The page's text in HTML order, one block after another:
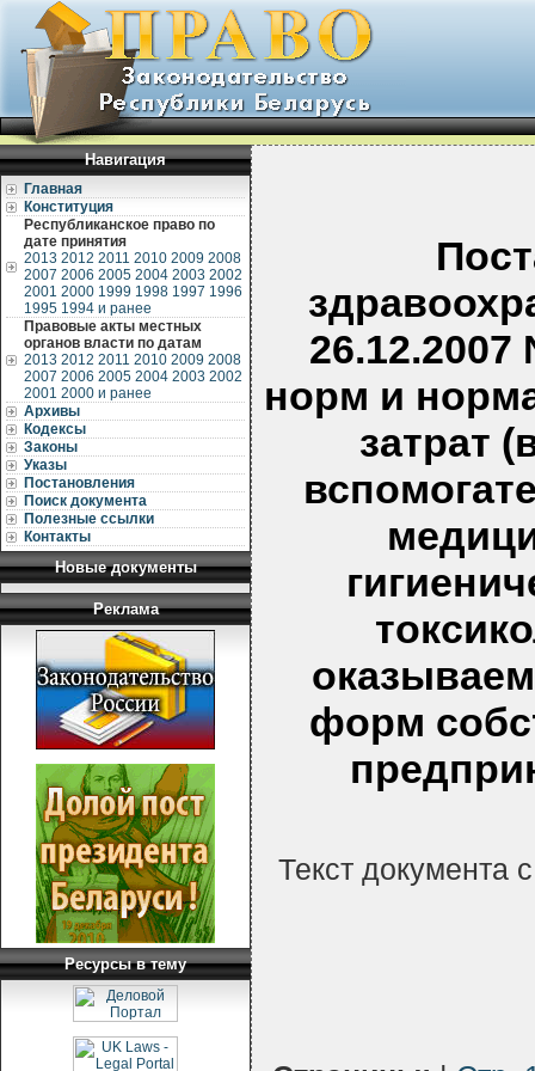
Навигация
Главная
Конституция
Республиканское право по
дате принятия
2013 2012 2011 2010 2009 2008
2007 2006 2005 2004 2003 2002
2001 2000 1999 1998 1997 1996
1995 1994 и ранее
Правовые акты местных
органов власти по датам
2013 2012 2011 2010 2009 2008
2007 2006 2005 2004 2003 2002
2001 2000 и ранее
Архивы
Кодексы
Законы
Указы
Постановления
Поиск документа
Полезные ссылки
Контакты
Новые документы
Реклама
Ресурсы в тему
норм и
затрат
форм
Текст документа